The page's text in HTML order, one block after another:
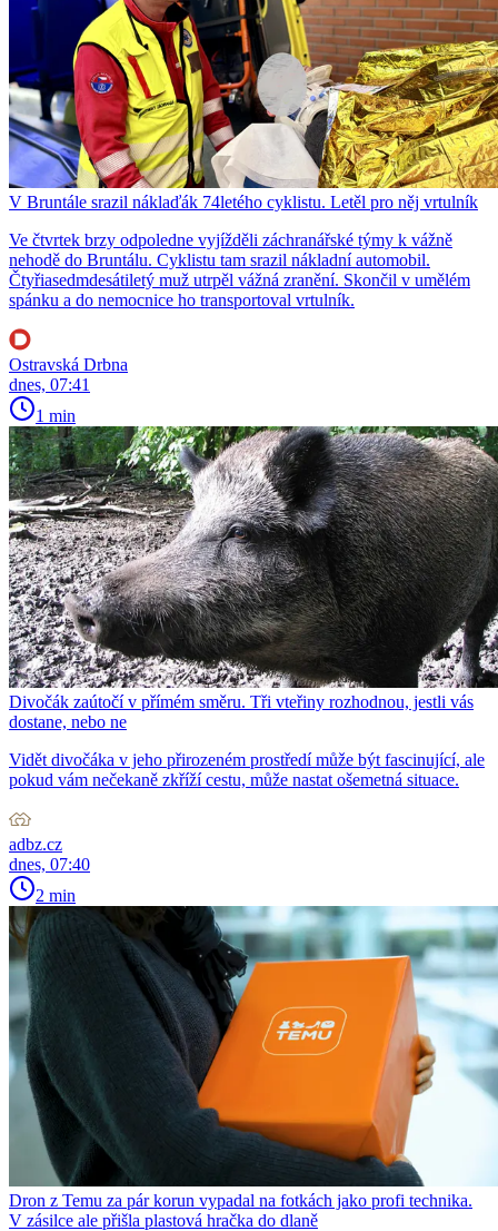
V Bruntále srazil náklaďák 74letého cyklistu. Letěl pro něj vrtulník
Ve čtvrtek brzy odpoledne vyjížděli záchranářské týmy k vážně
nehodě do Bruntálu. Cyklistu tam srazil nákladní automobil.
Čtyřiasedmdesátiletý muž utrpěl vážná zranění. Skončil v umělém
spánku a do nemocnice ho transportoval vrtulník.
Ostravská Drbna
dnes, 07:41
1 min
Divočák zaútočí v přímém směru. Tři vteřiny rozhodnou, jestli vás
dostane, nebo ne
Vidět divočáka v jeho přirozeném prostředí může být fascinující, ale
pokud vám nečekaně zkříží cestu, může nastat ošemetná situace.
adbz.cz
dnes, 07:40
2 min
Dron z Temu za pár korun vypadal na fotkách jako profi technika.
V zásilce ale přišla plastová hračka do dlaně